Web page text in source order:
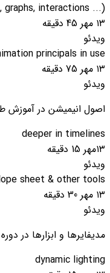
interactions ...)
۱۳ مهر
45 دقیقه
ویدئو
principals in use
۱۳ مهر
75 دقیقه
ویدئو
اصول انیمیشن در آموزش
deeper in timelines
۱۳مهر
15 دقیقه
ویدئو
sheet & other tools
۱۳ مهر
30 دقیقه
ویدئو
مدیفایرها و ابزارها در
dynamic lighting